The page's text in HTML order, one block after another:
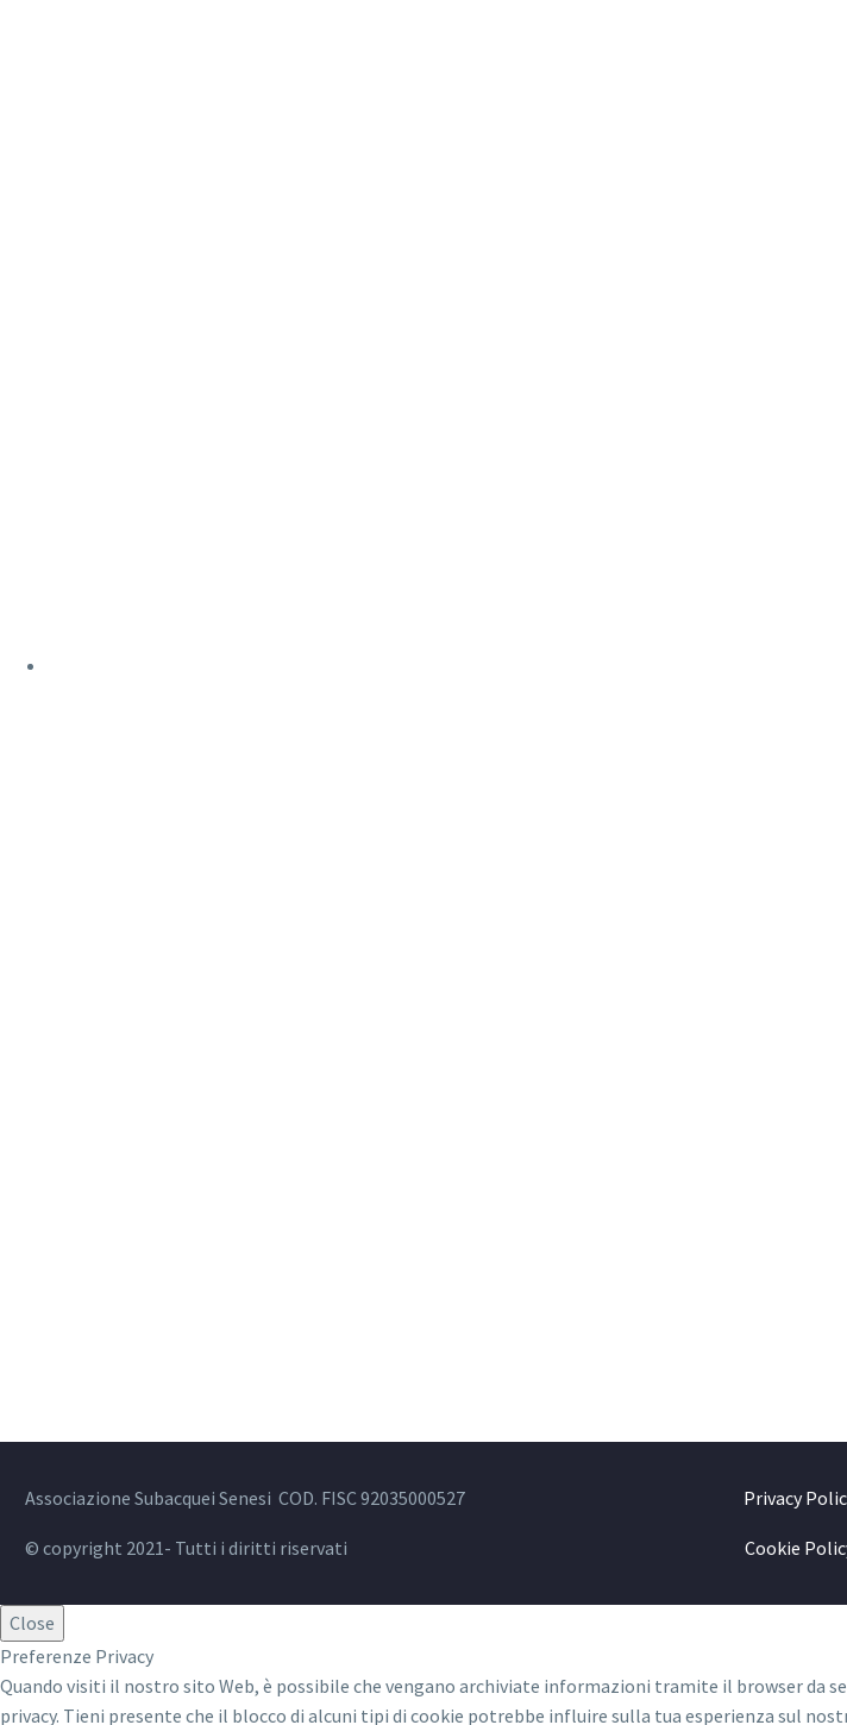
Associazione Subacquei Senesi COD. FISC 92035000527
© copyright 2021- Tutti i diritti riservati
Privacy
Cookie
Close
Preferenze Privacy
Quando visiti il nostro sito Web, è possibile che vengano archiviate informazioni tramite il browser
privacy. Tieni presente che il blocco di alcuni tipi di cookie potrebbe influire sulla tua esperienza sul